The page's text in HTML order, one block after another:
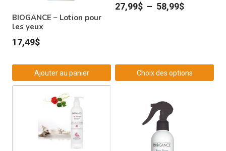
BIOGANCE – Lotion pour
les yeux
17,49$
Ajouter au panier
27,99$ – 58,99$Plage
à
58,99$
Choix des options
plusieurs
variations.